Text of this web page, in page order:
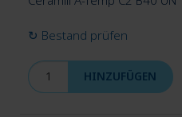
CAD/CAM Zubehör
Artikulation
↻ Bestand prüfen
HINZUFÜGEN